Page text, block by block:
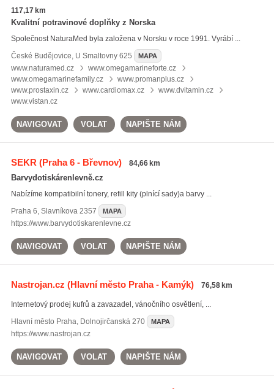
117,17 km
Kvalitní potravinové doplňky z Norska
Společnost NaturaMed byla založena v Norsku v roce 1991. Vyrábí ...
České Budějovice, U Smaltovny 625 MAPA
www.naturamed.cz
www.omegamarineforte.cz
www.omegamarinefamily.cz
www.promanplus.cz
www.prostaxin.cz
www.cardiomax.cz
www.dvitamin.cz
www.vistan.cz
NAVIGOVAT VOLAT NAPIŠTE NÁM
SEKR (Praha 6 - Břevnov) 84,66 km
Barvydotiskárenlevně.cz
Nabízíme kompatibilní tonery, refill kity (plnící sady) a barvy ...
Praha 6, Slavníkova 2357 MAPA
https://www.barvydotiskarenlevne.cz
NAVIGOVAT VOLAT NAPIŠTE NÁM
Nastrojan.cz (Hlavní město Praha - Kamýk) 76,58 km
Internetový prodej kufrů a zavazadel, vánočního osvětlení, ...
Hlavní město Praha, Dolnojirčanská 270 MAPA
https://www.nastrojan.cz
NAVIGOVAT VOLAT NAPIŠTE NÁM